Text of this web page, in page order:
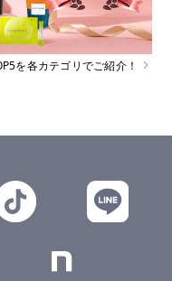
を各カテゴリでご紹介！